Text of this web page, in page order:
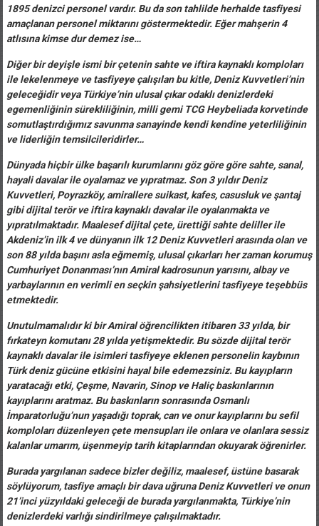
1895 denizci personel vardır. Bu da son tahlilde herhalde tasfiyesi
amaçlanan personel miktarını göstermektedir. Eğer mahşerin 4
atlısına kimse dur demez ise…
Diğer bir deyişle ismi bir çetenin sahte ve iftira kaynaklı komploları
ile lekelenmeye ve tasfiyeye çalışılan bu kitle, Deniz Kuvvetleri’nin
geleceğidir veya Türkiye’nin ulusal çıkar odaklı denizlerdeki
egemenliğinin sürekliliğinin, milli gemi TCG Heybeliada korvetinde
somutlaştırdığımız savunma sanayinde kendi kendine yeterliliğinin
ve liderliğin temsilcileridirler…
Dünyada hiçbir ülke başarılı kurumlarını göz göre göre sahte, sanal,
hayali davalar ile oyalamaz ve yıpratmaz. Son 3 yıldır Deniz
Kuvvetleri, Poyrazköy, amirallere suikast, kafes, casusluk ve şantaj
gibi dijital terör ve iftira kaynaklı davalar ile oyalanmakta ve
yıpratılmaktadır. Maalesef dijital çete, ürettiği sahte deliller ile
Akdeniz’in ilk 4 ve dünyanın ilk 12 Deniz Kuvvetleri arasında olan ve
son 88 yılda başını asla eğmemiş, ulusal çıkarları her zaman korumuş
Cumhuriyet Donanması’nın Amiral kadrosunun yarısını, albay ve
yarbaylarının en verimli en seçkin şahsiyetlerini tasfiyeye teşebbüs
etmektedir.
Unutulmamalıdır ki bir Amiral öğrencilikten itibaren 33 yılda, bir
fırkateyn komutanı 28 yılda yetişmektedir. Bu sözde dijital terör
kaynaklı davalar ile isimleri tasfiyeye eklenen personelin kaybının
Türk deniz gücüne etkisini hayal bile edemezsiniz. Bu kayıpların
yaratacağı etki, Çeşme, Navarin, Sinop ve Haliç baskınlarının
kayıplarını aratmaz. Bu baskınların sonrasında Osmanlı
İmparatorluğu’nun yaşadığı toprak, can ve onur kayıplarını bu sefil
komploları düzenleyen çete mensupları ile onlara ve olanlara sessiz
kalanlar umarım, üşenmeyip tarih kitaplarından okuyarak öğrenirler.
Burada yargılanan sadece bizler değiliz, maalesef, üstüne basarak
söylüyorum, tasfiye amaçlı bir dava uğruna Deniz Kuvvetleri ve onun
21’inci yüzyıldaki geleceği de burada yargılanmakta, Türkiye’nin
denizlerdeki varlığı sindirilmeye çalışılmaktadır.